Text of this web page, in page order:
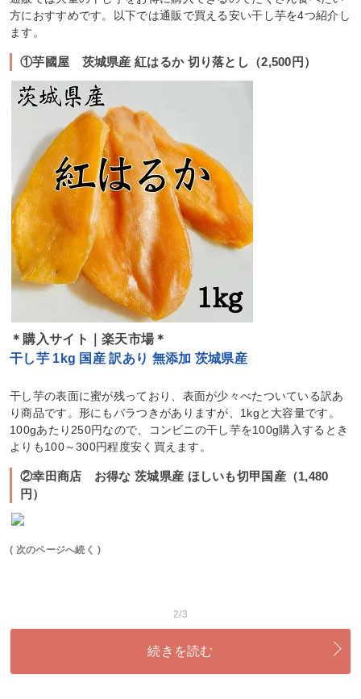
方におすすめです。以下では通販で買える安い干し芋を4つ紹介し
ます。
①芋國屋 茨城県産 紅はるか 切り落とし（2,500円）
＊購入サイト｜楽天市場＊
干し芋 1kg 国産 訳あり 無添加 茨城県産
干し芋の表面に蜜が残っており、表面が少々べたついている訳あ
り商品です。形にもバラつきがありますが、1kgと大容量です。
100gあたり250円なので、コンビニの干し芋を100g購入するとき
よりも100～300円程度安く買えます。
②幸田商店 お得な 茨城県産 ほしいも切甲国産（1,480
円）
( 次のページへ続く )
2/3
続きを読む